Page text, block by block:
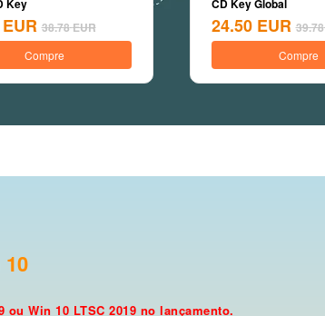
Key
EUR 38.78EUR
Compre
CD Key Global
24.50 EUR 39.78
Compre
Win 10 LTSC 2019 no lançamento.